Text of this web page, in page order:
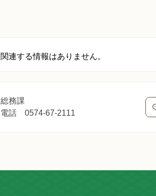
関連する情報はありません。
総務課
電話 0574-67-2111